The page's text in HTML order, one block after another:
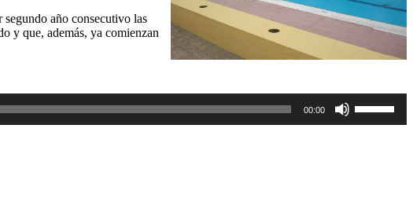
segundo año consecutivo las
y que, además, ya comienzan
00:00
las
teclas